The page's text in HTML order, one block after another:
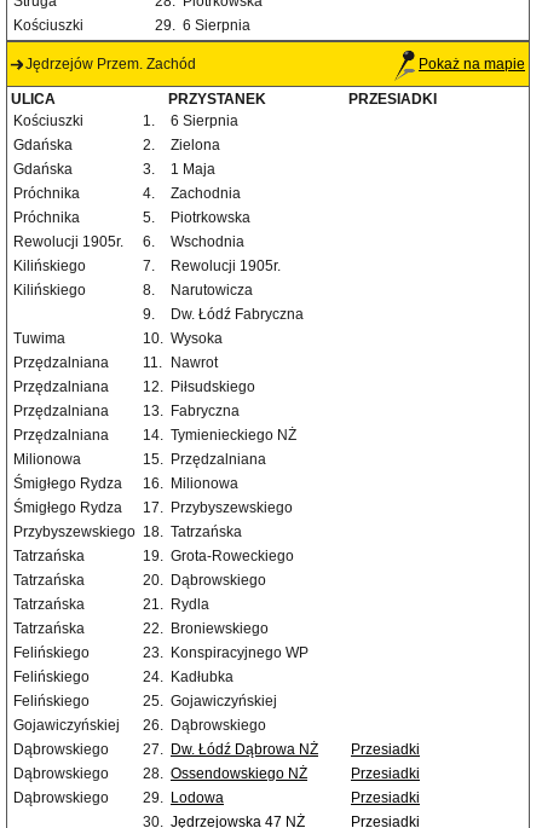
Kościuszki
29. 6 Sierpnia
Jędrzejów Przem. Zachód Pokaż na mapie
ULICA PRZYSTANEK
PRZESIADKI
Kościuszki
1.
6 Sierpnia
Gdańska
2.
Zielona
Gdańska
3.
1 Maja
Próchnika
4.
Zachodnia
Próchnika
5.
Piotrkowska
Rewolucji 1905r.
6.
Wschodnia
Kilińskiego
7.
Rewolucji 1905r.
Kilińskiego
8.
Narutowicza
9.
Dw. Łódź Fabryczna
Tuwima
10. Wysoka
Przędzalniana
11.
Nawrot
Przędzalniana
12. Piłsudskiego
Przędzalniana
13. Fabryczna
Przędzalniana
14. Tymienieckiego NŻ
Milionowa
15. Przędzalniana
Śmigłego Rydza
16. Milionowa
Śmigłego Rydza
17. Przybyszewskiego
Przybyszewskiego 18. Tatrzańska
Tatrzańska
19. Grota-Roweckiego
Tatrzańska
20. Dąbrowskiego
Tatrzańska
21. Rydla
Tatrzańska
22. Broniewskiego
Felińskiego
23. Konspiracyjnego WP
Felińskiego
24. Kadłubka
Felińskiego
25. Gojawiczyńskiej
Gojawiczyńskiej
26. Dąbrowskiego
Dąbrowskiego
27. Dw. Łódź Dąbrowa NŻ
Przesiadki
Dąbrowskiego
28. Ossendowskiego NŻ
Przesiadki
Dąbrowskiego
29. Lodowa
Przesiadki
30. Jędrzejowska 47 NŻ Przesiadki